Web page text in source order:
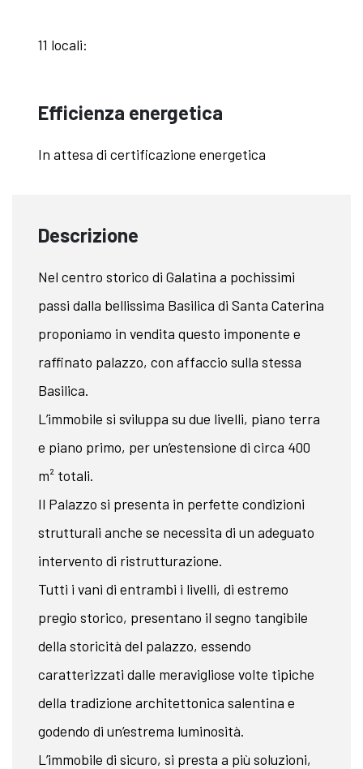
11 locali:
Efficienza energetica
In attesa di certificazione energetica
Descrizione
Nel centro storico di Galatina a pochissimi
passi dalla bellissima Basilica di Santa Caterina
proponiamo in vendita questo imponente e
raffinato palazzo, con affaccio sulla stessa
Basilica.
L’immobile si sviluppa su due livelli, piano terra
e piano primo, per un’estensione di circa 400
m² totali.
Il Palazzo si presenta in perfette condizioni
strutturali anche se necessita di un adeguato
intervento di ristrutturazione.
Tutti i vani di entrambi i livelli, di estremo
pregio storico, presentano il segno tangibile
della storicità del palazzo, essendo
caratterizzati dalle meravigliose volte tipiche
della tradizione architettonica salentina e
godendo di un’estrema luminosità.
L’immobile di sicuro, si presta a più soluzioni,